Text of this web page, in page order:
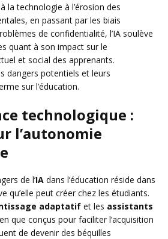
la technologie à l’érosion des
en passant par les biais
de confidentialité, l’IA soulève
quant à son impact sur le
et social des apprenants.
dangers potentiels et leurs
sur l’éducation.
technologique :
l’autonomie
de l’IA dans l’éducation réside dans
qu’elle peut créer chez les étudiants.
adaptatif et les assistants
que conçus pour faciliter l’acquisition
de devenir des béquilles